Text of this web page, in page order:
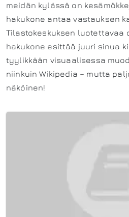
meidän kylässä on
hakukone antaa vastauksen
Tilastokeskuksen luotettavaa
hakukone esittää juuri sinua
tyylikkään visuaalisessa
niinkuin Wikipedia – mutta
näköinen!